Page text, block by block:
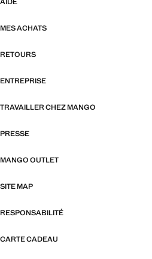
MES ACHATS
RETOURS
ENTREPRISE
TRAVAILLER CHEZ MANGO
PRESSE
MANGO OUTLET
SITE MAP
RESPONSABILITÉ
CARTE CADEAU